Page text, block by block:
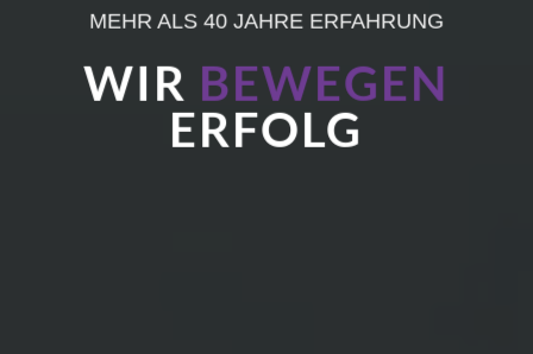
MEHR ALS 40 JAHRE ERFAHRUNG
WIR BEWEGEN
ERFOLG